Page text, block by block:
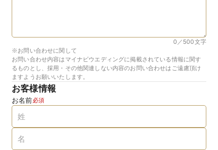
0／500文字
※お問い合わせに関して
お問い合わせ内容はマイナビウエディングに掲載されている情報に関す
るものとし、採用・その他関連しない内容のお問い合わせはご遠慮頂け
ますようお願いいたします。
お客様情報
お名前必須